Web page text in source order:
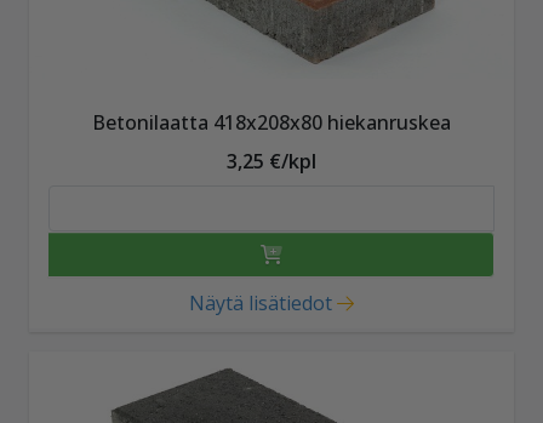
Betonilaatta 418x208x80 hiekanruskea
3,25 €/kpl
Näytä lisätiedot